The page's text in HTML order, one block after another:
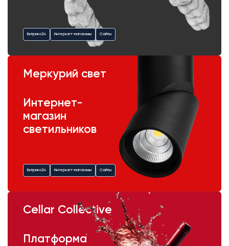
Битрикс24 Интернет-магазины Сайты
Меркурий свет
Интернет-
магазин
светильников
Битрикс24 Интернет-магазины Сайты
Cellar Collective
Платформа